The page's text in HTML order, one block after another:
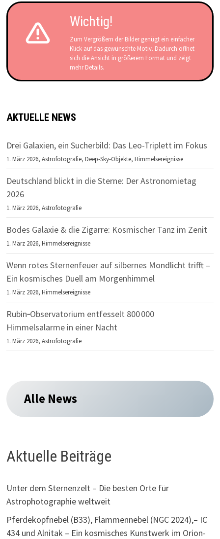
Wichtig!
Zum Vergrößern der Bilder genügt ein einfacher
Klick auf das gewünschte Motiv. Dadurch öffnet
sich die Ansicht in größerem Format und zeigt
mehr Details.
AKTUELLE NEWS
Drei Galaxien, ein Sucherbild: Das Leo-Triplett im Fokus
1. März 2026,Astrofotografie,Deep-Sky-Objekte,Himmelsereignisse
Deutschland blickt in die Sterne: Der Astronomietag
2026
1. März 2026,Astrofotografie
Bodes Galaxie & die Zigarre: Kosmischer Tanz im Zenit
1. März 2026,Himmelsereignisse
Wenn rotes Sternenfeuer auf silbernes Mondlicht trifft –
Ein kosmisches Duell am Morgenhimmel
1. März 2026,Himmelsereignisse
Rubin‑Observatorium entfesselt 800 000
Himmelsalarme in einer Nacht
1. März 2026,Astrofotografie
Alle News
Aktuelle Beiträge
Unter dem Sternenzelt – Die besten Orte für
Astrophotographie weltweit
Pferdekopfnebel (B33), Flammennebel (NGC 2024),– IC
434 und Alnitak – Ein kosmisches Kunstwerk im Orion-